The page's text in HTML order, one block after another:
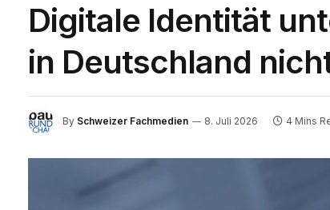
Digitale Identität
in Deutschland
By Schweizer Fachmedien 8. Juli 2026 4 Mins